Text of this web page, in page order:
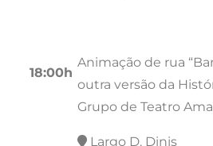
18:00h
Animação de rua
outra versão da
Grupo de Teatro
Largo D. Dinis